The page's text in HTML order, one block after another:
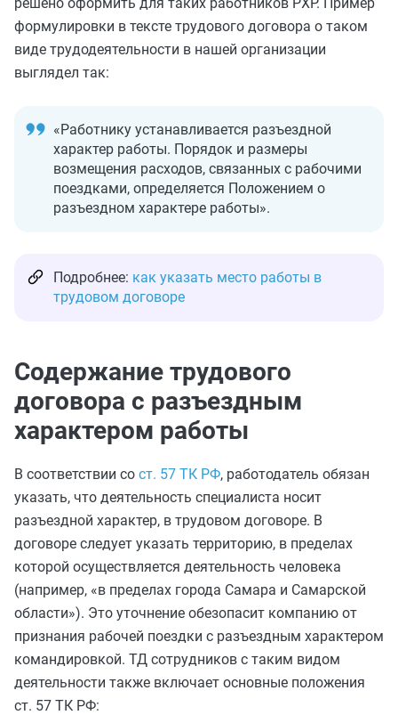
формулировки в тексте трудового договора о таком
виде трудодеятельности в нашей организации
выглядел так:
«Работнику устанавливается разъездной
характер работы. Порядок и размеры
возмещения расходов, связанных с рабочими
поездками, определяется Положением о
разъездном характере работы».
Подробнее: как указать место работы в
трудовом договоре
Содержание трудового
договора с разъездным
характером работы
В соответствии со ст. 57 ТК РФ, работодатель обязан
указать, что деятельность специалиста носит
разъездной характер, в трудовом договоре. В
договоре следует указать территорию, в пределах
которой осуществляется деятельность человека
(например, «в пределах города Самара и Самарской
области»). Это уточнение обезопасит компанию от
признания рабочей поездки с разъездным характером
командировкой. ТД сотрудников с таким видом
деятельности также включает основные положения
ст. 57 ТК РФ: